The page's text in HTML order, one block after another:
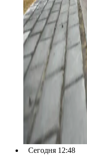
Сегодня 12:48